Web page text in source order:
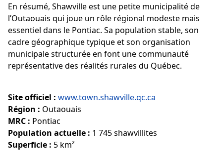
En résumé, Shawville est une petite municipalité de
l’Outaouais qui joue un rôle régional modeste mais
essentiel dans le Pontiac. Sa population stable, son
cadre géographique typique et son organisation
municipale structurée en font une communauté
représentative des réalités rurales du Québec.
Site officiel : www.town.shawville.qc.ca
Région : Outaouais
MRC : Pontiac
Population actuelle : 1 745 shawvillites
Superficie : 5 km²